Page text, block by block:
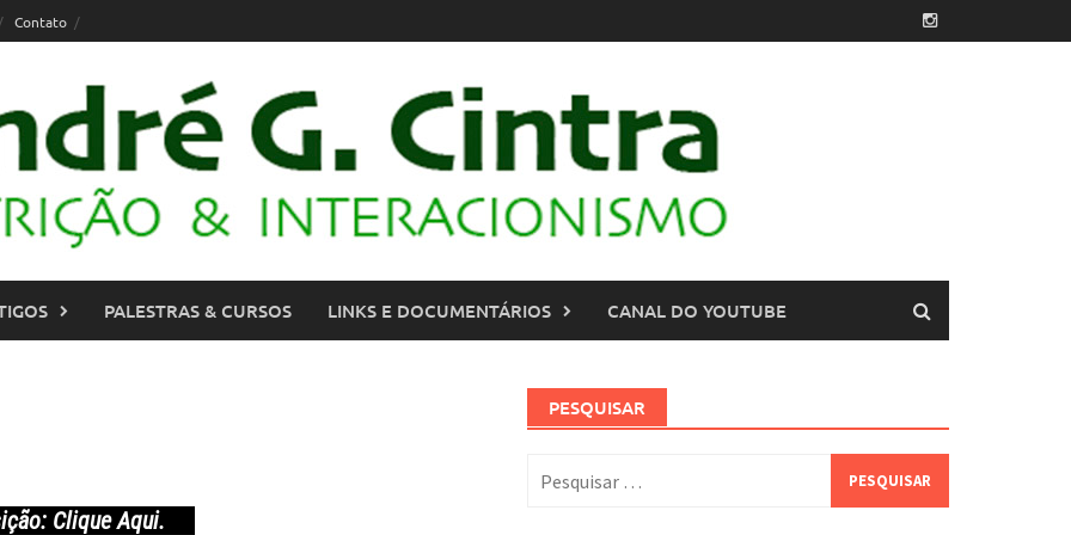
Contato
PALESTRAS & CURSOS LINKS E DOCUMENTÁRIOS CANAL DO YOUTUBE
Clique Aqui.
PESQUISAR
por: